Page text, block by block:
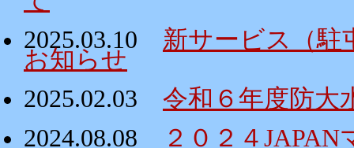
2025.03.10
新サービス（駐
お知らせ
2025.02.03
令和６年度防大
2024.08.08
２０２４